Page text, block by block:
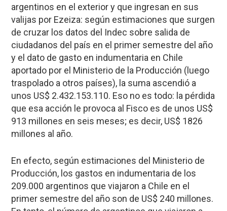
argentinos en el exterior y que ingresan en sus
valijas por Ezeiza: según estimaciones que surgen
de cruzar los datos del Indec sobre salida de
ciudadanos del país en el primer semestre del año
y el dato de gasto en indumentaria en Chile
aportado por el Ministerio de la Producción (luego
traspolado a otros países), la suma ascendió a
unos US$ 2.432.153.110. Eso no es todo: la pérdida
que esa acción le provoca al Fisco es de unos US$
913 millones en seis meses; es decir, US$ 1826
millones al año.
En efecto, según estimaciones del Ministerio de
Producción, los gastos en indumentaria de los
209.000 argentinos que viajaron a Chile en el
primer semestre del año son de US$ 240 millones.